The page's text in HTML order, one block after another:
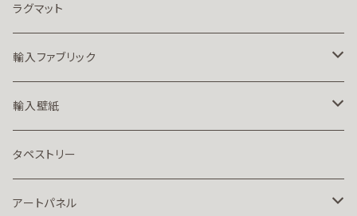
Public Design Revival
Harvest Tree
Garden Watcher
QUARTER REPORT
MOOMIN TRIBUTE WORKS
ラグマット
輸入ファブリック
MORRIS&Co.
LIBERTY
SANDERSON
輸入壁紙
ブランド別で選ぶ
MORRIS & Co（イギリス）
デザインで選ぶ
タペストリー
アートパネル